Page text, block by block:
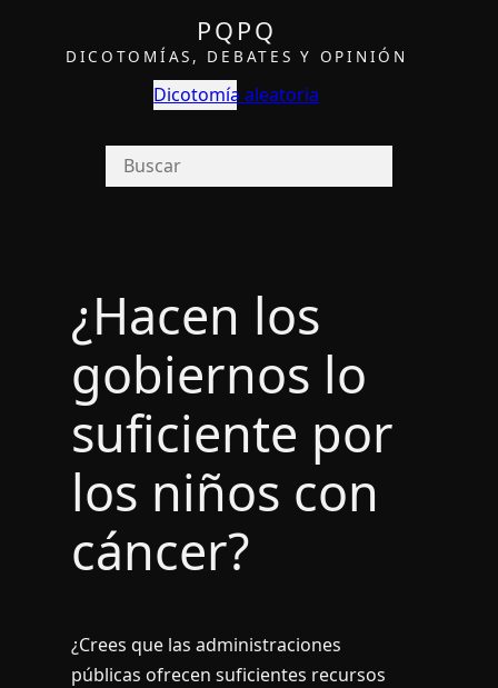
PQPQ
DICOTOMÍAS, DEBATES Y OPINIÓN
Dicotomía aleatoria
¿Hacen los
gobiernos lo
suficiente por
los niños con
cáncer?
¿Crees que las administraciones
públicas ofrecen suficientes recursos